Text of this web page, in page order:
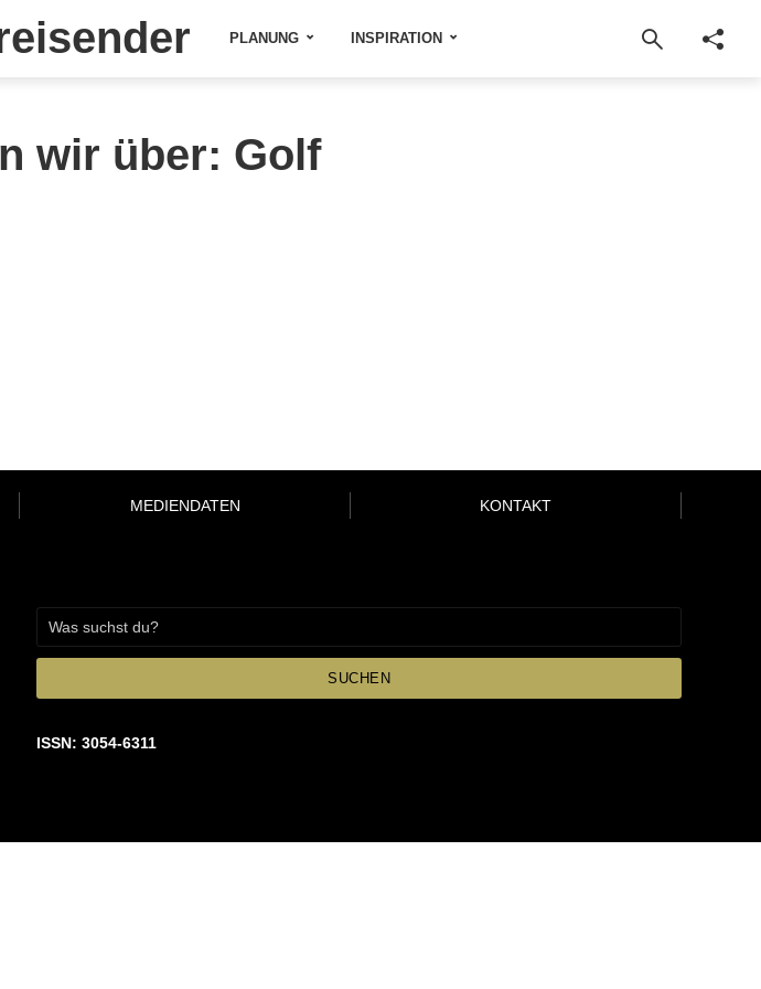
PLANUNG INSPIRATION
wir über: Golf
MEDIENDATEN KONTAKT
SUCHEN
ISSN: 3054-6311